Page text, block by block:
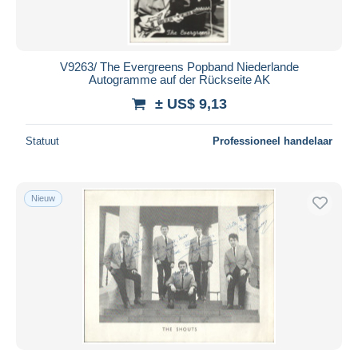
V9263/ The Evergreens Popband Niederlande
Autogramme auf der Rückseite AK
± US$ 9,13
Statuut Professioneel handelaar
Nieuw